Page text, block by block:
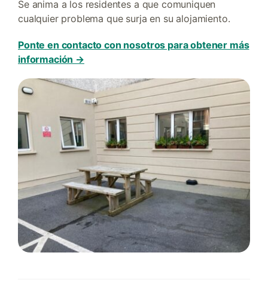
Se anima a los residentes a que comuniquen
cualquier problema que surja en su alojamiento.
Ponte en contacto con nosotros para obtener más
información →